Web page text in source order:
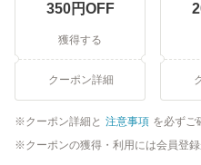
350円OFF
獲得する
クーポン詳細
クーポン詳細と 注意事項 を必ずご
クーポンの獲得・利用には会員登録